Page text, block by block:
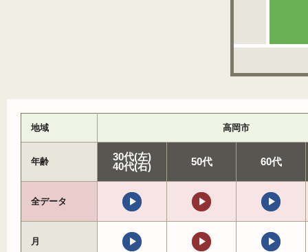
地域 高岡市
年齢
30代(左)
40代(右)
50代 60代
全データ
月